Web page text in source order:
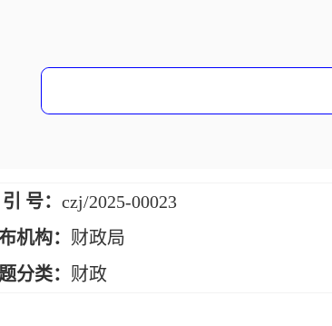
号： czj/2025-00023
机构： 财政局
分类： 财政